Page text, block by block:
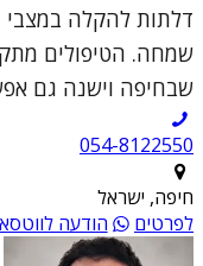
דלתות להקלה במצבי
שמחה. הטיפולים
שבחיפה וישנה גם
054-8122550
חיפה, ישראל
לפרטים
הודעה